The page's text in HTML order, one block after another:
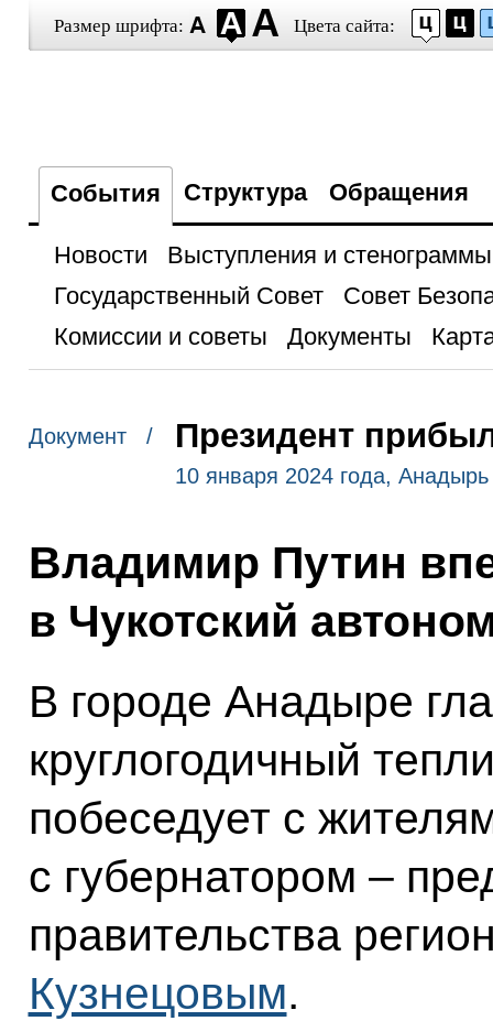
Размер шрифта: Цвета сайта:
События Структура Обращения
Новости
Выступления и стенограммы
Государственный Совет
Совет
Комиссии и советы
Документы
Документ / Президент
10 января 2024 года, Анадырь
Владимир Путин
в Чукотский
В городе Анадыре
круглогодичный
побеседует с
с губернатором –
правительства
Кузнецовым.